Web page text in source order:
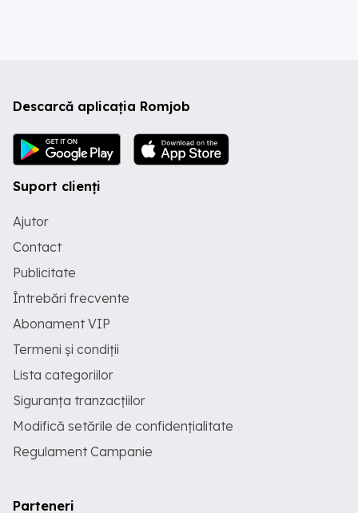
Descarcă aplicația Romjob
Suport clienți
Ajutor
Contact
Publicitate
Întrebări frecvente
Abonament VIP
Termeni și condiții
Lista categoriilor
Siguranța tranzacțiilor
Modifică setările de confidențialitate
Regulament Campanie
Parteneri